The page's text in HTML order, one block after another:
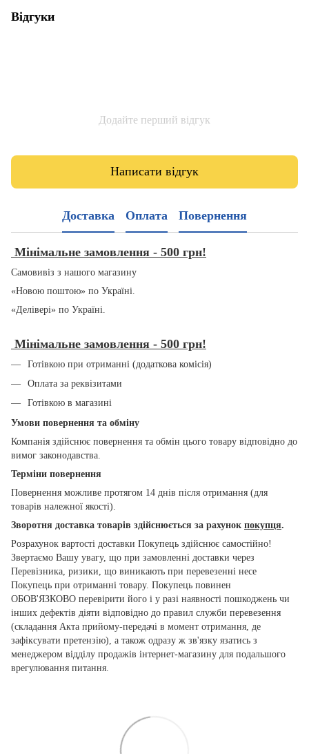
Відгуки
Додайте перший відгук
Написати відгук
Доставка Оплата Повернення
Мінімальне замовлення - 500 грн!
Самовивіз з нашого магазину
«Новою поштою» по Україні.
«Делівері» по Україні.
Мінімальне замовлення - 500 грн!
Готівкою при отриманні (додаткова комісія)
Оплата за реквізитами
Готівкою в магазині
Умови повернення та обміну
Компанія здійснює повернення та обмін цього товару відповідно до
вимог законодавства.
Терміни повернення
Повернення можливе протягом 14 днів після отримання (для
товарів належної якості).
Зворотня доставка товарів здійснюється за рахунок покупця.
Розрахунок вартості доставки Покупець здійснює самостійно!
Звертаємо Вашу увагу, що при замовленні доставки через
Перевізника, ризики, що виникають при перевезенні несе
Покупець при отриманні товару. Покупець повинен
ОБОВ'ЯЗКОВО перевірити його і у разі наявності пошкоджень чи
інших дефектів діяти відповідно до правил служби перевезення
(складання Акта прийому-передачі в момент отримання, де
зафіксувати претензію), а також одразу ж зв'язку язатись з
менеджером відділу продажів інтернет-магазину для подальшого
врегулювання питання.